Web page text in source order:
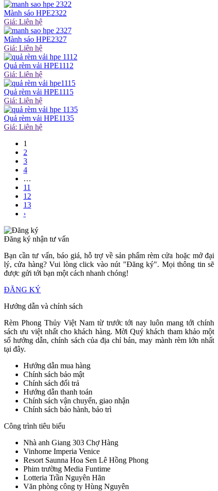
Mành sáo HPE2322
Giá: Liên hệ
Mành sáo HPE2327
Giá: Liên hệ
Quả rèm vải HPE1112
Giá: Liên hệ
Quả rèm vải HPE1115
Giá: Liên hệ
Quả rèm vải HPE1135
Giá: Liên hệ
1
2
3
4
…
11
12
13
›
Đăng ký nhận tư vấn
Bạn cần tư vấn, báo giá, hỗ trợ về sản phẩm rèm cửa hoặc mở đại
lý, cửa hàng? Vui lòng click vào nút "Đăng ký". Mọi thông tin sẽ
được gửi tới bạn một cách nhanh chóng!
ĐĂNG KÝ
Hướng dẫn và chính sách
Rèm Phong Thủy Việt Nam từ trước tới nay luôn mang tới chính
sách ưu việt nhất cho khách hàng. Mời Quý khách tham khảo một
số hướng dẫn, chính sách của địa chỉ bán, may mành rèm lớn nhất
tại đây.
Hướng dẫn mua hàng
Chính sách bảo mật
Chính sách đổi trả
Hướng dẫn thanh toán
Chính sách vận chuyển, giao nhận
Chính sách bảo hành, bảo trì
Công trình tiêu biểu
Nhà anh Giang 303 Chợ Hàng
Vinhome Imperia Venice
Resort Saunna Hoa Sen Lê Hồng Phong
Phim trường Media Funtime
Lotteria Trần Nguyên Hãn
Văn phòng công ty Hùng Nguyên